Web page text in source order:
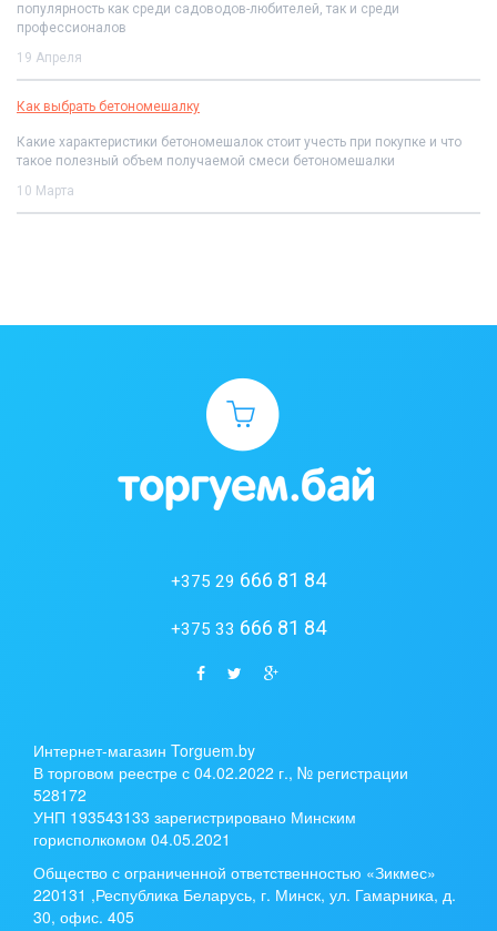
популярность как среди садоводов-любителей, так и среди
профессионалов
19 Апреля
Как выбрать бетономешалку
Какие характеристики бетономешалок стоит учесть при покупке и что
такое полезный объем получаемой смеси бетономешалки
10 Марта
+375 29 666 81 84
+375 33 666 81 84
Интернет-магазин Torguem.by
В торговом реестре с 04.02.2022 г., № регистрации
528172
УНП 193543133 зарегистрировано Минским
горисполкомом 04.05.2021
Общество с ограниченной ответственностью «Зикмес»
220131 ,Республика Беларусь, г. Минск, ул. Гамарника, д.
30, офис. 405